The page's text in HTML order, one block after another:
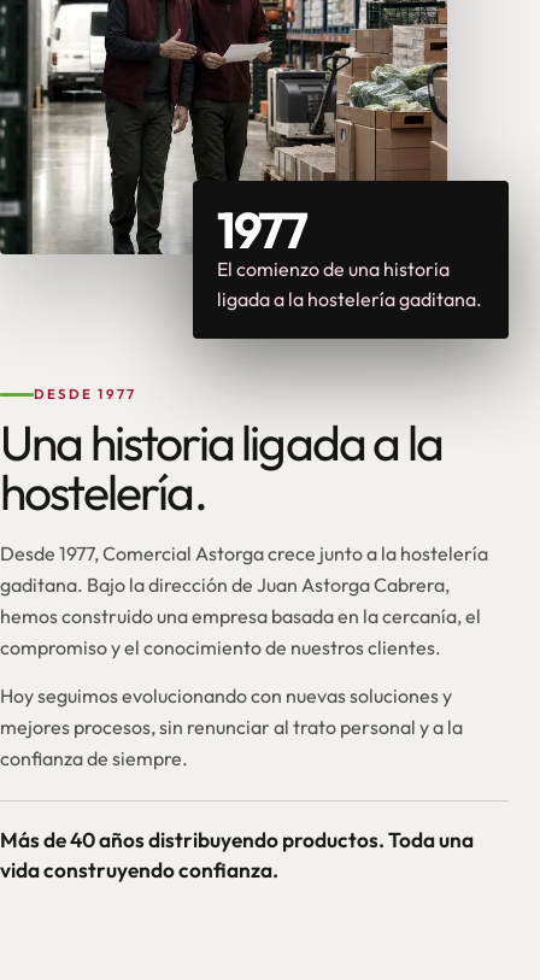
1977
El comienzo de una historia
ligada a la hostelería gaditana.
DESDE 1977
Una historia ligada a la
hostelería.
Desde 1977, Comercial Astorga crece junto a la hostelería
gaditana. Bajo la dirección de Juan Astorga Cabrera,
hemos construido una empresa basada en la cercanía, el
compromiso y el conocimiento de nuestros clientes.
Hoy seguimos evolucionando con nuevas soluciones y
mejores procesos, sin renunciar al trato personal y a la
confianza de siempre.
Más de 40 años distribuyendo productos. Toda una
vida construyendo confianza.